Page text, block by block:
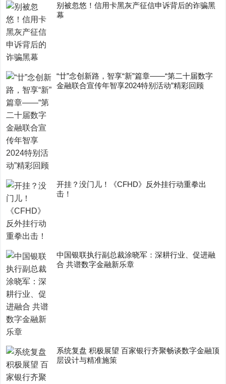
别被忽悠！信用卡黑灰产征信申诉背后的诈骗黑
幕
“廿”念创新路，智享“新”篇章——“第二十届数字
金融联合宣传年智享2024特别活动”精彩回顾
开挂？没门儿！《CFHD》反外挂行动重拳出
击！
中国银联执行副总裁涂晓军：深耕行业、促进融
合 共谱数字金融新乐章
系统复盘 积极展望 百家银行齐聚畅谈数字金融顶
层设计与精准施策